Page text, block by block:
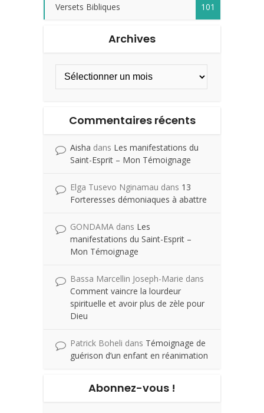
Versets Bibliques 101
Archives
Commentaires récents
Aisha dans Les manifestations du
Saint-Esprit – Mon Témoignage
Elga Tusevo Nginamau dans 13
Forteresses démoniaques à abattre
GONDAMA dans Les
manifestations du Saint-Esprit –
Mon Témoignage
Bassa Marcellin Joseph-Marie dans
Comment vaincre la lourdeur
spirituelle et avoir plus de zèle pour
Dieu
Patrick Boheli dans Témoignage de
guérison d’un enfant en réanimation
Abonnez-vous !